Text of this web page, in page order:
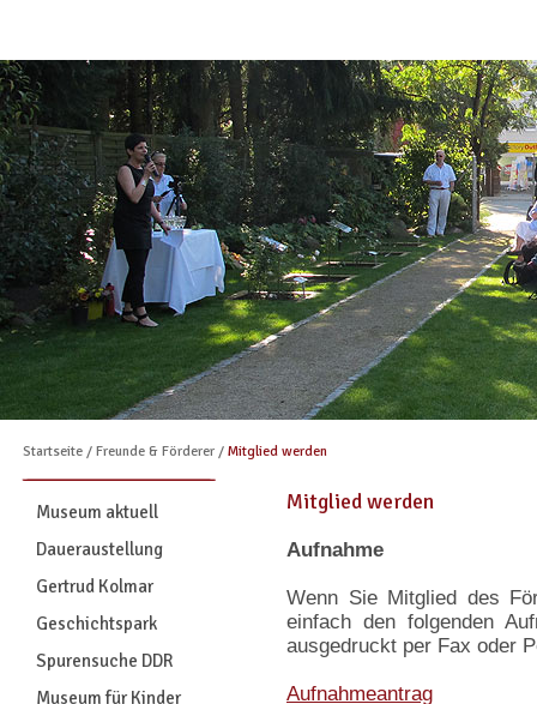
Startseite / Freunde & Förderer / Mitglied werden
Museum aktuell
Daueraustellung
Gertrud Kolmar
Geschichtspark
Spurensuche DDR
Museum für Kinder
Mitglied werden
Aufnahme
Wenn Sie Mitglied des
einfach den folgenden
ausgedruckt per Fax oder
Aufnahmeantrag